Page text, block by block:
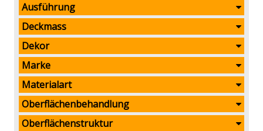
Ausführung
Deckmass
Dekor
Marke
Materialart
Oberflächenbehandlung
Oberflächenstruktur